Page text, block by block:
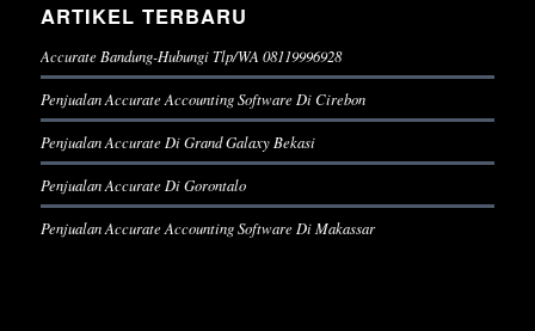
ARTIKEL TERBARU
Accurate Bandung-Hubungi Tlp/WA 08119996928
Penjualan Accurate Accounting Software Di Cirebon
Penjualan Accurate Di Grand Galaxy Bekasi
Penjualan Accurate Di Gorontalo
Penjualan Accurate Accounting Software Di Makassar